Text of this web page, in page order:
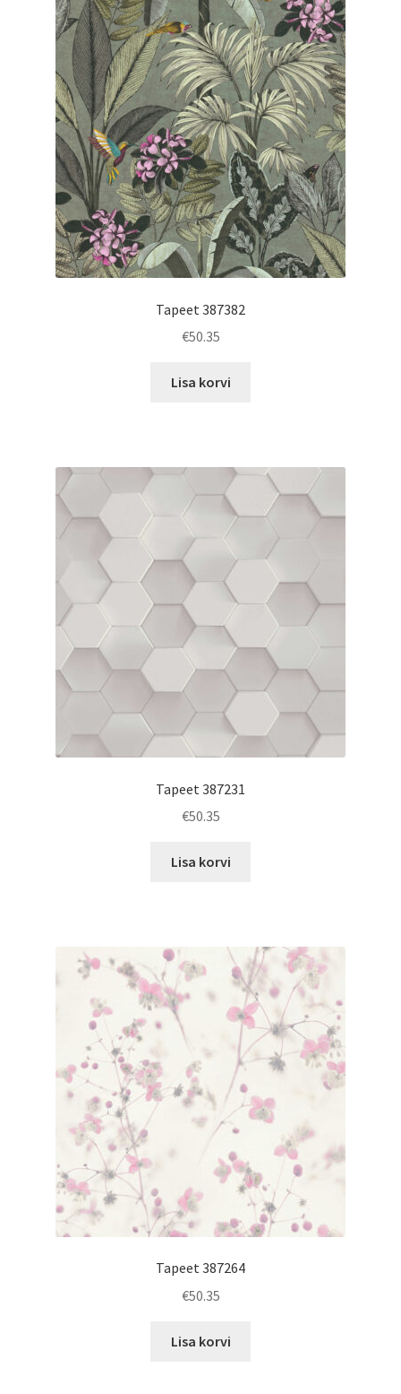
Tapeet 387382
€50.35
Lisa korvi
Tapeet 387231
€50.35
Lisa korvi
Tapeet 387264
€50.35
Lisa korvi